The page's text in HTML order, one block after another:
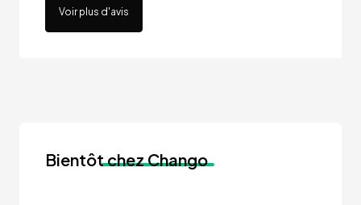
Voir plus d'avis
Bientôtchez Chango